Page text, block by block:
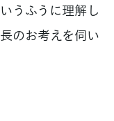
うふうに理解し
のお考えを伺い